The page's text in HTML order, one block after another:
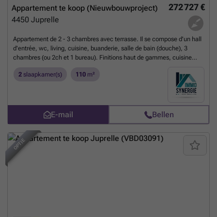
272 727 €
Appartement te koop (Nieuwbouwproject)
4450 Juprelle
Appartement de 2 - 3 chambres avec terrasse. Il se compose d'un hall
d'entrée, wc, living, cuisine, buanderie, salle de bain (douche), 3
chambres (ou 2ch et 1 bureau). Finitions haut de gammes, cuisine
refroidissement par le sol via pompe à chaleur Viesmann, système de
ventilation double flux avec récupérateur de chaleur. Emplacement de
parking extérieur au prix de 7000 HTVA. Les frais de raccordement aux
impétrants sont inclus. Plus de renseignements, visites et
documentations au ### (Les informations sont mentionnées à titre
strictement indicatif, la surface habitable est une surface brute)Meer
weten?
2 slaapkamer(s) 110 m²
E-mail Bellen
OPTIE